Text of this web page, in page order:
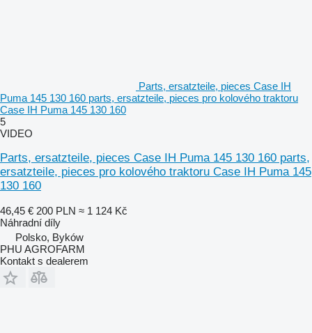
Parts, ersatzteile, pieces Case IH
Puma 145 130 160 parts, ersatzteile, pieces pro kolového traktoru
Case IH Puma 145 130 160
5
VIDEO
Parts, ersatzteile, pieces Case IH Puma 145 130 160 parts,
ersatzteile, pieces pro kolového traktoru Case IH Puma 145
130 160
46,45 € 200 PLN ≈ 1 124 Kč
Náhradní díly
Polsko, Byków
PHU AGROFARM
Kontakt s dealerem